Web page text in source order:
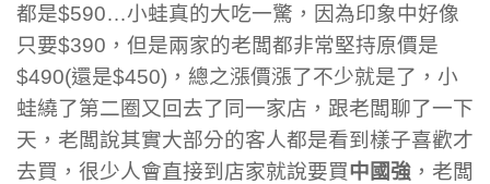
都是$590…小蛙真的大吃一驚，因為印象中好像
只要$390，但是兩家的老闆都非常堅持原價是
$490(還是$450)，總之漲價漲了不少就是了，小
蛙繞了第二圈又回去了同一家店，跟老闆聊了一下
天，老闆說其實大部分的客人都是看到樣子喜歡才
去買，很少人會直接到店家就說要買中國強 ，老闆